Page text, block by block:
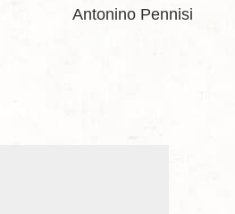
Antonino Pennisi